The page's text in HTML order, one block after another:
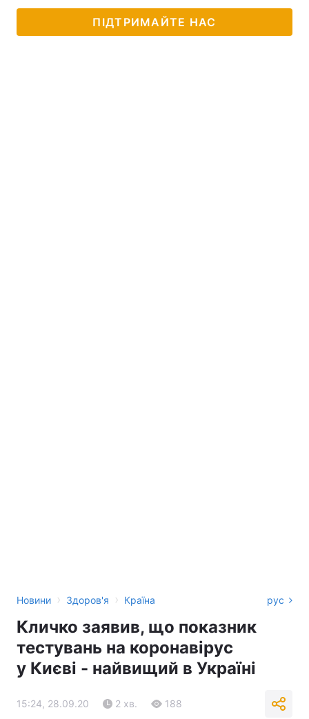
ПІДТРИМАЙТЕ НАС
Новини › Здоров'я › Країна рус
Кличко заявив, що показник
тестувань на коронавірус
у Києві - найвищий в Україні
15:24, 28.09.20 2 хв. 188